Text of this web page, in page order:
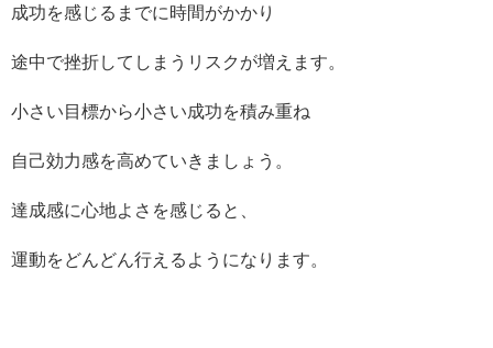
成功を感じるまでに時間がかかり
途中で挫折してしまうリスクが増えます。
小さい目標から小さい成功を積み重ね
自己効力感を高めていきましょう。
達成感に心地よさを感じると、
運動をどんどん行えるようになります。